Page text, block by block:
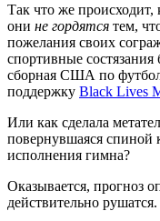
Так что же происходит,
они не гордятся тем,
пожелания своих
спортивные состязания
сборная США по
поддержку Black Lives
Или как сделала
повернувшаяся спиной
исполнения гимна?
Оказывается, прогноз
действительно рушатся.